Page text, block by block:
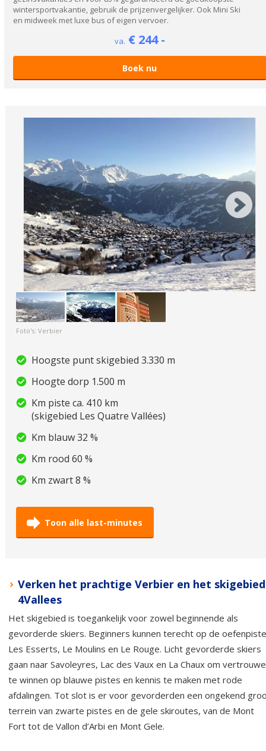
wintersportvakantie, gebruik de prijzenvergelijker. Ook Mini Ski
en midweek met luxe bus of eigen vervoer.
va. € 244 -
Boek nu
Foto's: Verbier
Hoogste punt skigebied 3.330 m
Hoogte dorp 1.500 m
Km piste ca. 410 km
(skigebied Les Quatre Vallées)
Km blauw 32 %
Km rood 60 %
Km zwart 8 %
Toon alle last-minutes
Verken het prachtige Verbier en het skigebied
4Vallees
Het skigebied is toegankelijk voor zowel beginnende als
gevorderde skiers. Beginners kunnen terecht op de
Les Esserts, Le Moulins en Le Rouge. Licht gevorderde skiers
gaan naar Savoleyres, Lac des Vaux en La Chaux om
te winnen op blauwe pistes en kennis te maken met rode
afdalingen. Tot slot is er voor gevorderden een ongekend
terrein van zwarte pistes en de gele skiroutes, van de Mont
Fort tot de Vallon d’Arbi en Mont Gele.